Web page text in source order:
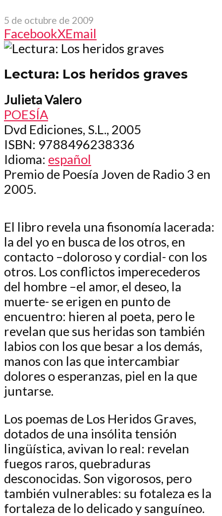
5 de octubre de 2009
FacebookXEmail
Lectura: Los heridos graves
Julieta Valero
POESÍA
Dvd Ediciones, S.L., 2005
ISBN: 9788496238336
Idioma: español
Premio de Poesía Joven de Radio 3 en
2005.
El libro revela una fisonomía lacerada:
la del yo en busca de los otros, en
contacto –doloroso y cordial- con los
otros. Los conflictos imperecederos
del hombre –el amor, el deseo, la
muerte- se erigen en punto de
encuentro: hieren al poeta, pero le
revelan que sus heridas son también
labios con los que besar a los demás,
manos con las que intercambiar
dolores o esperanzas, piel en la que
juntarse.
Los poemas de Los Heridos Graves,
dotados de una insólita tensión
lingüística, avivan lo real: revelan
fuegos raros, quebraduras
desconocidas. Son vigorosos, pero
también vulnerables: su fotaleza es la
fortaleza de lo delicado y sanguíneo.